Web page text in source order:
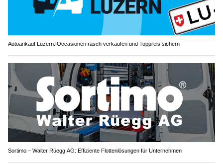
Autoankauf Luzern: Occasionen rasch verkaufen und Toppreis sichern
Sortimo – Walter Rüegg AG: Effiziente Flottenlösungen für Unternehmen